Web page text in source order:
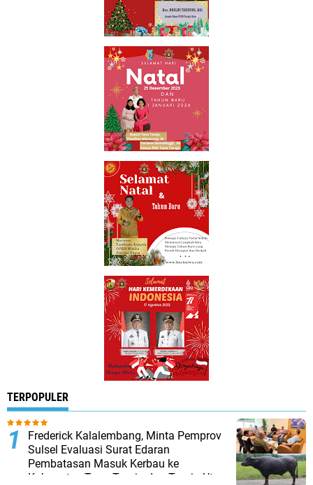
TERPOPULER
Frederick Kalalembang, Minta Pemprov
Sulsel Evaluasi Surat Edaran
Pembatasan Masuk Kerbau ke
Kabupaten Tana Toraja dan Toraja Utara